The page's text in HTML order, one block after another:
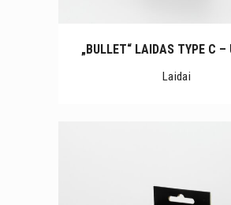
„BULLET“ LAIDAS TYPE C –
Laidai